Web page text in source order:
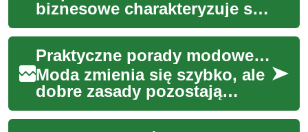
biznesowe charakteryzuje się
dynamicznymi zmianami i
rosnącą złożonością, co
sprawia, że podej...
Praktyczne porady modowe: sukienka, styl i garderoba kobiety
Moda zmienia się szybko, ale
dobre zasady pozostają
niezmienne. Ten artykuł
zebrał sprawdzone